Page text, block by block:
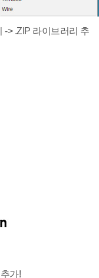
-> .ZIP 라이브러리 추
가!